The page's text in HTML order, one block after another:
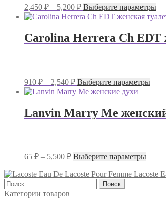
2,450 ₽ – 5,200 ₽Диапазон
цен:
–
5,200 ₽
Выберите параметры
Carolina Herrera Ch EDT
910 ₽ – 2,540 ₽Диапазон
цен:
2,540 ₽
Выберите параметрыЭтот
Lanvin Marry Me
65 ₽ – 5,500 ₽Диапазон
65 ₽
Выберите параметрыЭтот
имеет
Lacoste
Найти:
Категории товаров